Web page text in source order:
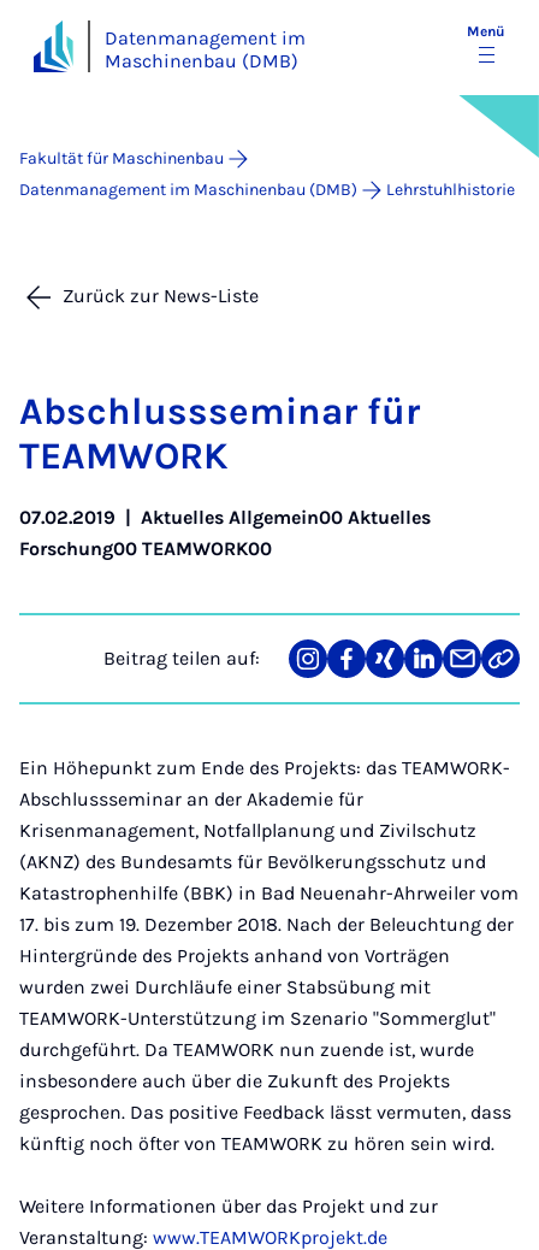
Datenmanagement im
Maschinenbau (DMB)
Menü
Fakultät für Maschinenbau
Datenmanagement im Maschinenbau (DMB)
Lehrstuhlhistorie
Zurück zur News-Liste
Ab­schluss­se­mi­nar für
TEAM­WORK
07.02.2019 | Aktuelles Allgemein00 Aktuelles
Forschung00 TEAMWORK00
Beitrag teilen auf:
Teilen
auf
Teilen
auf
Teilen
auf
Teilen
auf
Teilen
über
Mail
Link
Ein Höhepunkt zum Ende des Projekts: das TEAMWORK-
Abschlussseminar an der Akademie für
Krisenmanagement, Notfallplanung und Zivilschutz
(AKNZ) des Bundesamts für Bevölkerungsschutz und
Katastrophenhilfe (BBK) in Bad Neuenahr-Ahrweiler vom
17. bis zum 19. Dezember 2018. Nach der Beleuchtung der
Hintergründe des Projekts anhand von Vorträgen
wurden zwei Durchläufe einer Stabsübung mit
TEAMWORK-Unterstützung im Szenario "Sommerglut"
durchgeführt. Da TEAMWORK nun zuende ist, wurde
insbesondere auch über die Zukunft des Projekts
gesprochen. Das positive Feedback lässt vermuten, dass
künftig noch öfter von TEAMWORK zu hören sein wird.
Weitere Informationen über das Projekt und zur
Veranstaltung: www.TEAMWORKprojekt.de